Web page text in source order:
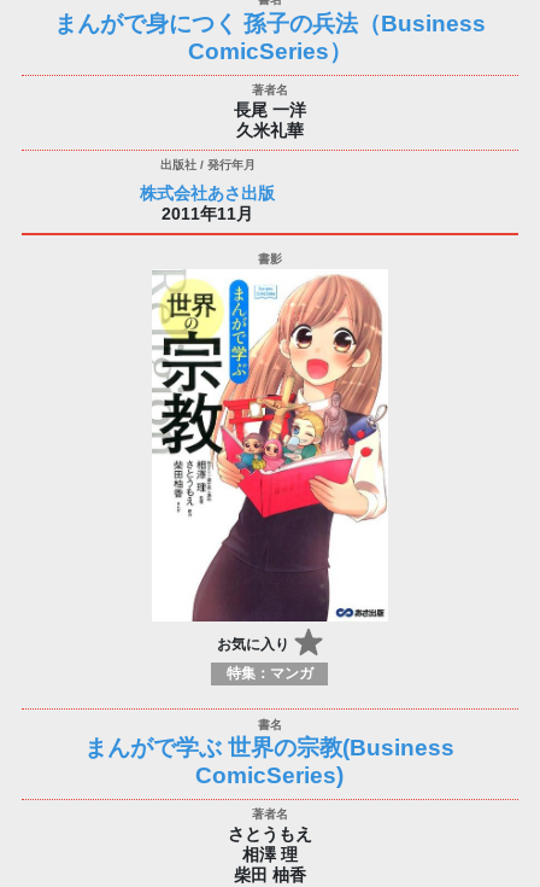
まんがで身につく 孫子の兵法（Business
ComicSeries）
長尾 一洋
久米礼華
株式会社あさ出版
2011年11月
お気に入り
特集：マンガ
まんがで学ぶ 世界の宗教(Business
ComicSeries)
さとうもえ
相澤 理
柴田 柚香